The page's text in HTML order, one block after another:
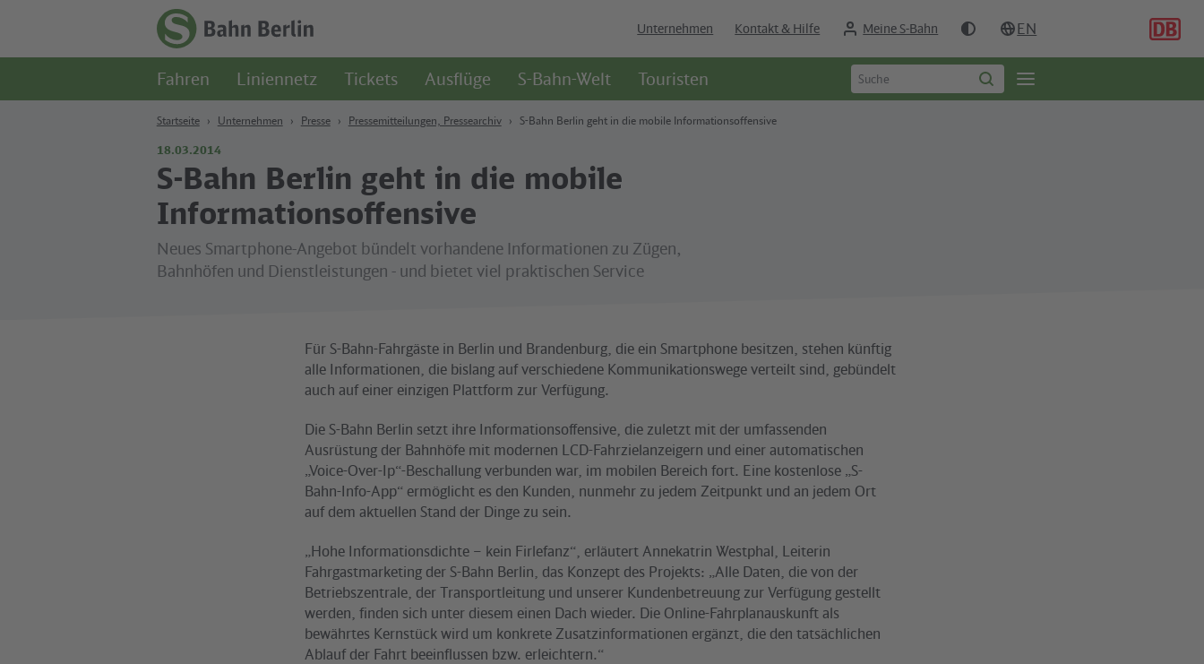
Zur
Startseite
-
S-
Bahn
Unternehmen Kontakt & Hilfe Meine S-Bahn EN
Fahren Liniennetz Tickets Ausflüge S-Bahn-Welt Touristen
Suchbegriff
eingeben
Suche
starten
Öffne
Seitennavigation
Startseite Unternehmen Presse Pressemitteilungen, Pressearchiv S-Bahn Berlin geht in die mobile Informationsoffensive
18.03.2014
S-Bahn Berlin geht in die mobile
Informationsoffensive
Neues Smartphone-Angebot bündelt vorhandene Informationen zu Zügen,
Bahnhöfen und Dienstleistungen - und bietet viel praktischen Service
Für S-Bahn-Fahrgäste in Berlin und Brandenburg, die ein Smartphone besitzen, stehen künftig
alle Informationen, die bislang auf verschiedene Kommunikationswege verteilt sind, gebündelt
auch auf einer einzigen Plattform zur Verfügung.
Die S-Bahn Berlin setzt ihre Informationsoffensive, die zuletzt mit der umfassenden
Ausrüstung der Bahnhöfe mit modernen LCD-Fahrzielanzeigern und einer automatischen
„Voice-Over-Ip“-Beschallung verbunden war, im mobilen Bereich fort. Eine kostenlose „S-
Bahn-Info-App“ ermöglicht es den Kunden, nunmehr zu jedem Zeitpunkt und an jedem Ort
auf dem aktuellen Stand der Dinge zu sein.
„Hohe Informationsdichte – kein Firlefanz“, erläutert Annekatrin Westphal, Leiterin
Fahrgastmarketing der S-Bahn Berlin, das Konzept des Projekts: „Alle Daten, die von der
Betriebszentrale, der Transportleitung und unserer Kundenbetreuung zur Verfügung gestellt
werden, finden sich unter diesem einen Dach wieder. Die Online-Fahrplanauskunft als
bewährtes Kernstück wird um konkrete Zusatzinformationen ergänzt, die den tatsächlichen
Ablauf der Fahrt beeinflussen bzw. erleichtern.“